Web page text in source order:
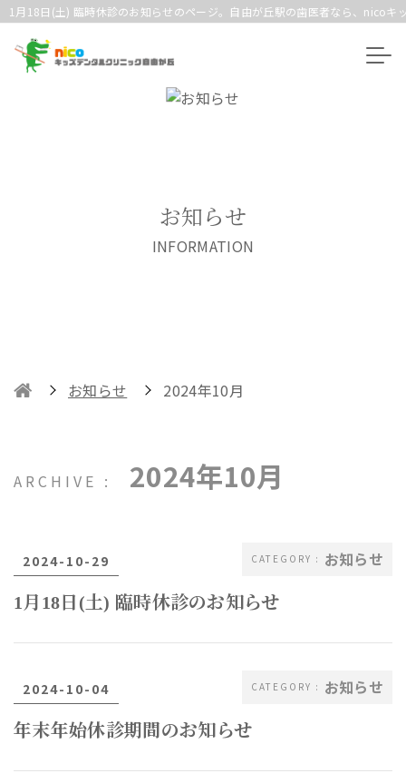
1月18日(土) 臨時休診のお知らせのページ。自由が丘駅の歯医者なら、nicoキ
お知らせ
INFORMATION
お知らせ 2024年10月
2024年10月
お知らせ
2024-10-29
1月18日(土) 臨時休診のお知らせ
お知らせ
2024-10-04
年末年始休診期間のお知らせ